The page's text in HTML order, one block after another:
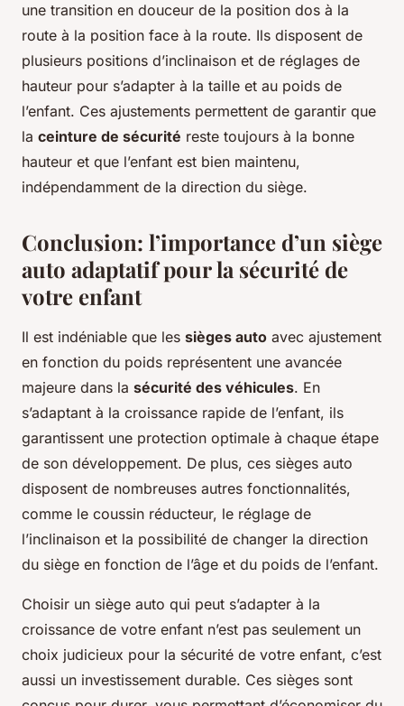
une transition en douceur de la position dos à la
route à la position face à la route. Ils disposent de
plusieurs positions d’inclinaison et de réglages de
hauteur pour s’adapter à la taille et au poids de
l’enfant. Ces ajustements permettent de garantir que
la ceinture de sécurité reste toujours à la bonne
hauteur et que l’enfant est bien maintenu,
indépendamment de la direction du siège.
Conclusion: l’importance d’un siège
auto adaptatif pour la sécurité de
votre enfant
Il est indéniable que les sièges auto avec ajustement
en fonction du poids représentent une avancée
majeure dans la sécurité des véhicules. En
s’adaptant à la croissance rapide de l’enfant, ils
garantissent une protection optimale à chaque étape
de son développement. De plus, ces sièges auto
disposent de nombreuses autres fonctionnalités,
comme le coussin réducteur, le réglage de
l’inclinaison et la possibilité de changer la direction
du siège en fonction de l’âge et du poids de l’enfant.
Choisir un siège auto qui peut s’adapter à la
croissance de votre enfant n’est pas seulement un
choix judicieux pour la sécurité de votre enfant, c’est
aussi un investissement durable. Ces sièges sont